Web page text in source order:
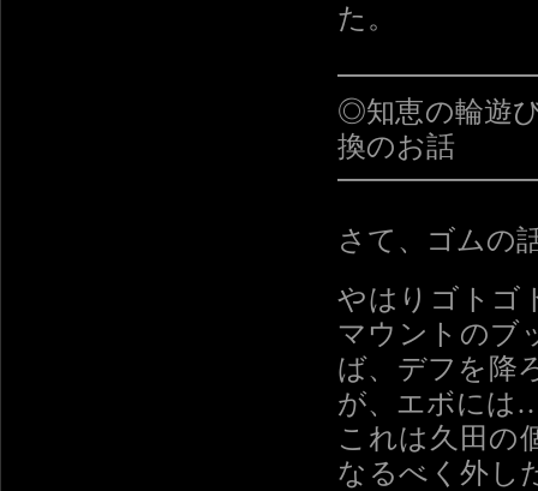
た。
◎知恵の輪遊
換のお話
さて、ゴムの
やはりゴトゴ
マウントのブ
ば、デフを降
が、エボに
これは久田の
なるべく外し